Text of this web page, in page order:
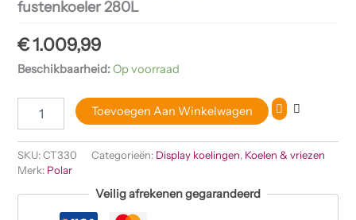
fustenkoeler 280L
€1.009,99
Beschikbaarheid:Op voorraad
Toevoegen Aan Winkelwagen
SKU:CT330 Categorieën: Display koelingen, Koelen & vriezen
Merk: Polar
Veilig afrekenen gegarandeerd